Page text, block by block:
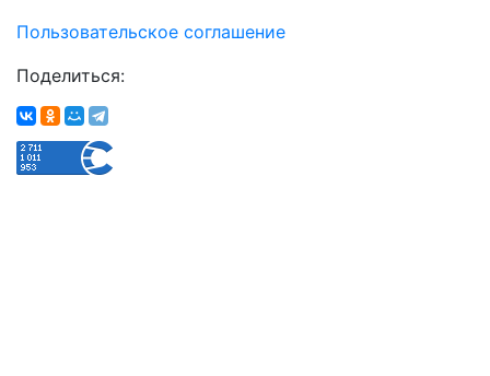
Пользовательское соглашение
Поделиться: